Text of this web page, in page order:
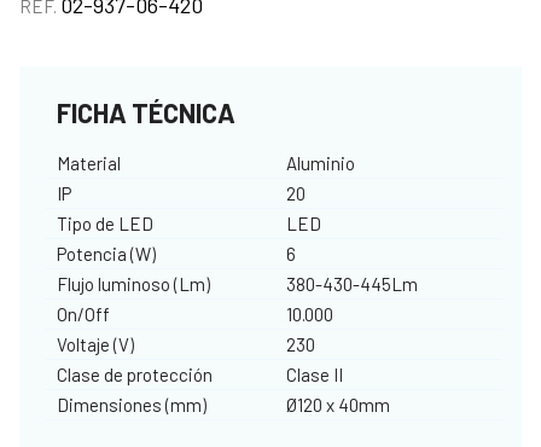
REF.
FICHA TÉCNICA
Material
Aluminio
IP
20
Tipo de LED
LED
Potencia (W)
6
Flujo luminoso (Lm)
380-430-445Lm
On/Off
10.000
Voltaje (V)
230
Clase de protección
Clase II
Dimensiones (mm)
Ø120 x 40mm